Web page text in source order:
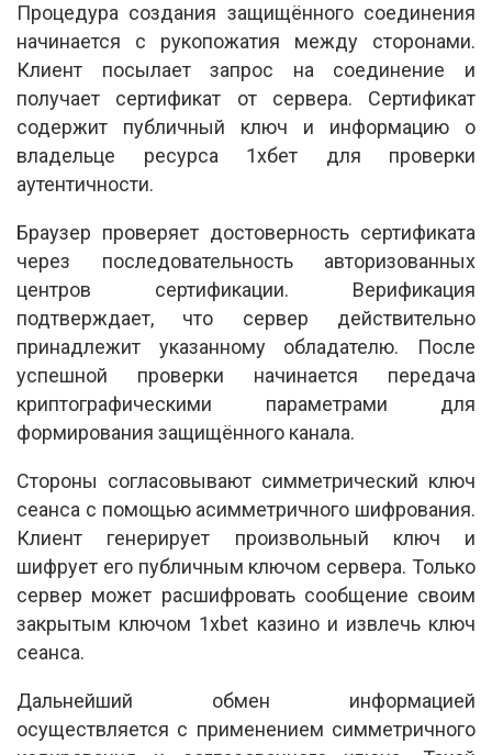
Процедура создания защищённого соединения
начинается с рукопожатия между сторонами.
Клиент посылает запрос на соединение и
получает сертификат от сервера. Сертификат
содержит публичный ключ и информацию о
владельце ресурса 1хбет для проверки
аутентичности.
Браузер проверяет достоверность сертификата
через последовательность авторизованных
центров сертификации. Верификация
подтверждает, что сервер действительно
принадлежит указанному обладателю. После
успешной проверки начинается передача
криптографическими параметрами для
формирования защищённого канала.
Стороны согласовывают симметрический ключ
сеанса с помощью асимметричного шифрования.
Клиент генерирует произвольный ключ и
шифрует его публичным ключом сервера. Только
сервер может расшифровать сообщение своим
закрытым ключом 1xbet казино и извлечь ключ
сеанса.
Дальнейший обмен информацией
осуществляется с применением симметричного